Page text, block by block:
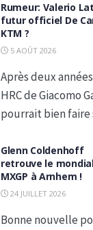
Rumeur: Valerio
futur officiel De
KTM ?
5 AOÛT 2026
Après deux
HRC de Giacomo
pourrait bien faire
Glenn Coldenhoff
retrouve le
MXGP à Arnhem !
24 JUILLET 2026
Bonne nouvelle